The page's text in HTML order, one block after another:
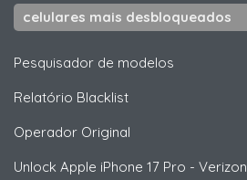
celulares mais desbloqueados
Pesquisador de modelos
Relatório Blacklist
Operador Original
Unlock Apple iPhone 17 Pro - Verizon